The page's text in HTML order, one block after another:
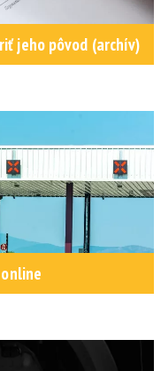
jeho pôvod (archív)